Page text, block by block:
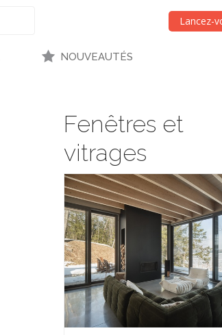
Lancez-
NOUVEAUTÉS
Fenêtres et
vitrages